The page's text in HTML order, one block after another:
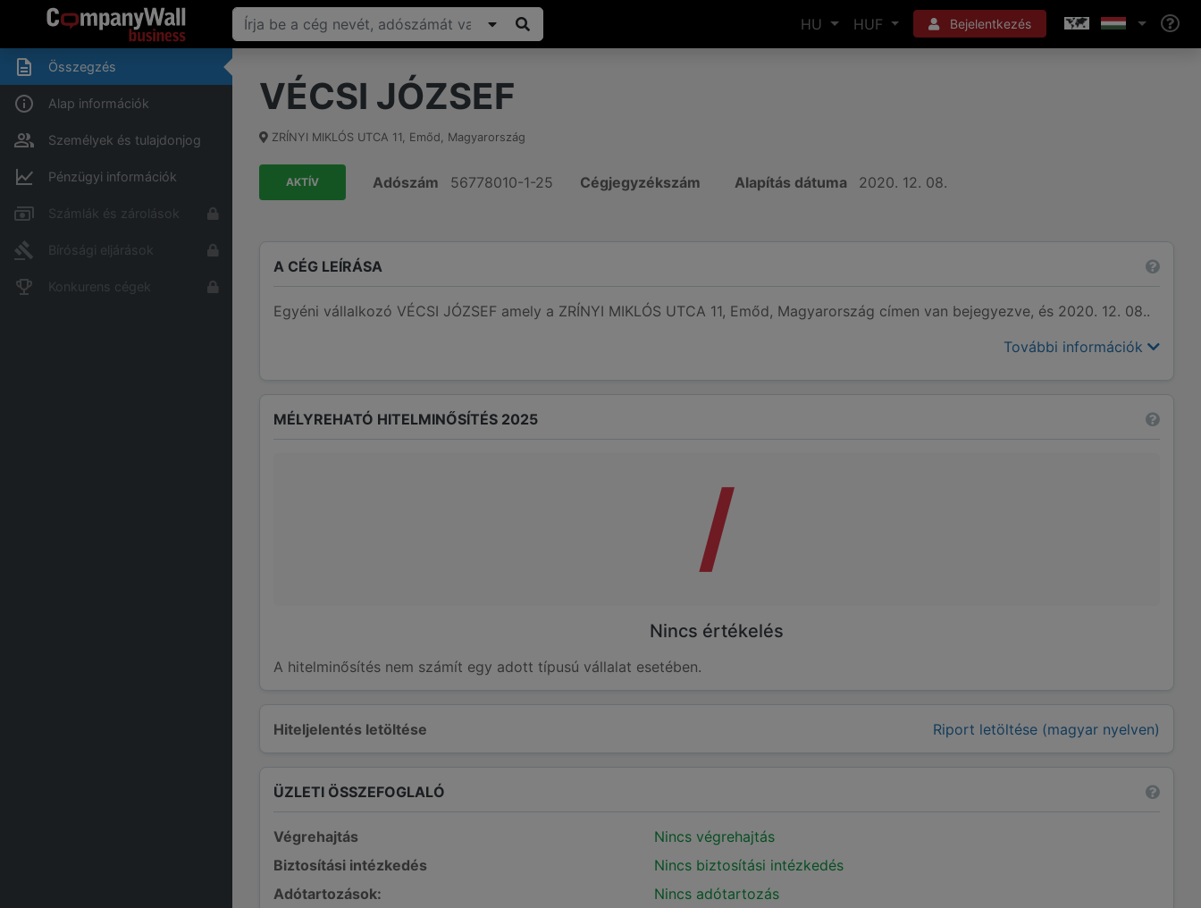
HU HUF Bejelentkezés
Összegzés
Alap információk
Személyek és tulajdonjog
Pénzügyi információk
Számlák és zárolások
Bírósági eljárások
Konkurens cégek
VÉCSI JÓZSEF
ZRÍNYI MIKLÓS UTCA 11, Emőd, Magyarország
AKTÍV Adószám 56778010-1-25 Cégjegyzékszám Alapítás dátuma 2020. 12. 08.
A CÉG LEÍRÁSA
Egyéni vállalkozó VÉCSI JÓZSEF amely a ZRÍNYI MIKLÓS UTCA 11, Emőd, Magyarország címen van bejegyezve, és 2020. 12. 08..
További információk
Hiteljelentés letöltése Riport letöltése (magyar nyelven)
MÉLYREHATÓ HITELMINŐSÍTÉS 2025
/
Nincs értékelés
A hitelminősítés nem számít egy adott típusú vállalat esetében.
ÜZLETI ÖSSZEFOGLALÓ
Végrehajtás
Nincs végrehajtás
Biztosítási intézkedés
Nincs biztosítási intézkedés
Adótartozások:
Nincs adótartozás